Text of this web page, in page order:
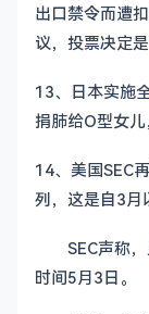
出口禁令而遭
议，投票决定
13、日本实施
捐肺给O型女儿
14、美国SEC
列，这是自3月
SEC声称，
时间5月3日。